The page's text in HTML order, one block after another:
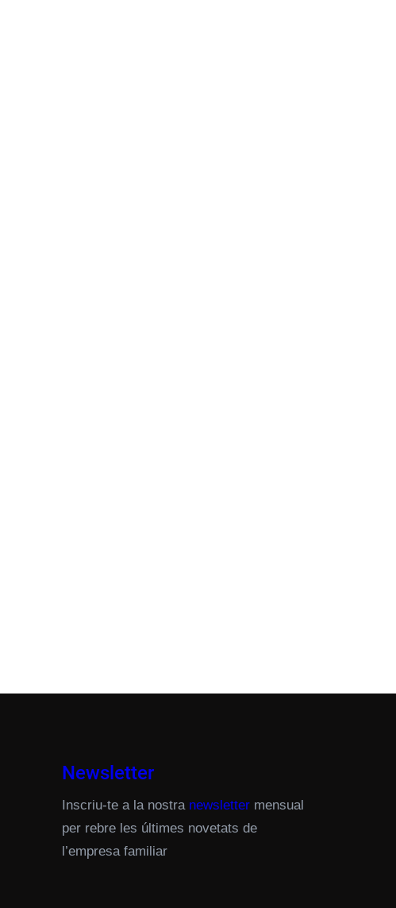
Newsletter
Inscriu-te a la nostra newslettermensual
per rebre les últimes novetats de
l’empresa familiar